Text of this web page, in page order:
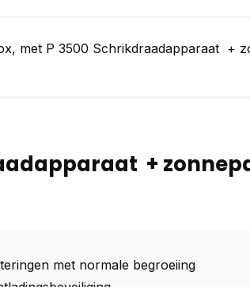
met P 3500 Schrikdraadapparaat +
+
met normale begroeiing